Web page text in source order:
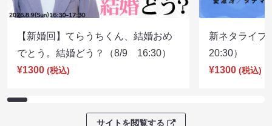
【新婚回】てらうちくん、結婚おめ
でとう。結婚どう？（8/9 16:30）
¥1300 (税込)
新ネタライ
20:30）
¥1300 (税込)
サイトを閲覧する